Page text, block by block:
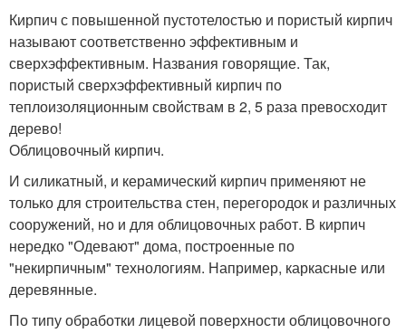
Кирпич с повышенной пустотелостью и пористый кирпич
называют соответственно эффективным и
сверхэффективным. Названия говорящие. Так,
пористый сверхэффективный кирпич по
теплоизоляционным свойствам в 2, 5 раза превосходит
дерево!
Облицовочный кирпич.
И силикатный, и керамический кирпич применяют не
только для строительства стен, перегородок и различных
сооружений, но и для облицовочных работ. В кирпич
нередко "Одевают" дома, построенные по
"некирпичным" технологиям. Например, каркасные или
деревянные.
По типу обработки лицевой поверхности облицовочного